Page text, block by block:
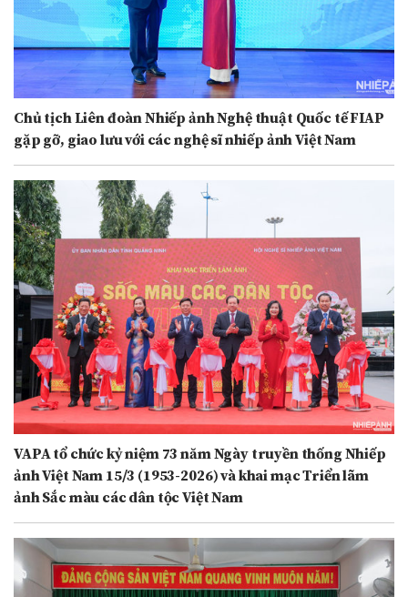
Chủ tịch Liên đoàn Nhiếp ảnh Nghệ thuật Quốc tế FIAP
gặp gỡ, giao lưu với các nghệ sĩ nhiếp ảnh Việt Nam
VAPA tổ chức kỷ niệm 73 năm Ngày truyền thống Nhiếp
ảnh Việt Nam 15/3 (1953-2026) và khai mạc Triển lãm
ảnh Sắc màu các dân tộc Việt Nam